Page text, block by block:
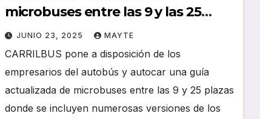
microbuses entre las 9 y las 25
plazas
JUNIO 23, 2025 MAYTE
CARRILBUS pone a disposición de los
empresarios del autobús y autocar una guía
actualizada de microbuses entre las 9 y 25 plazas
donde se incluyen numerosas versiones de los